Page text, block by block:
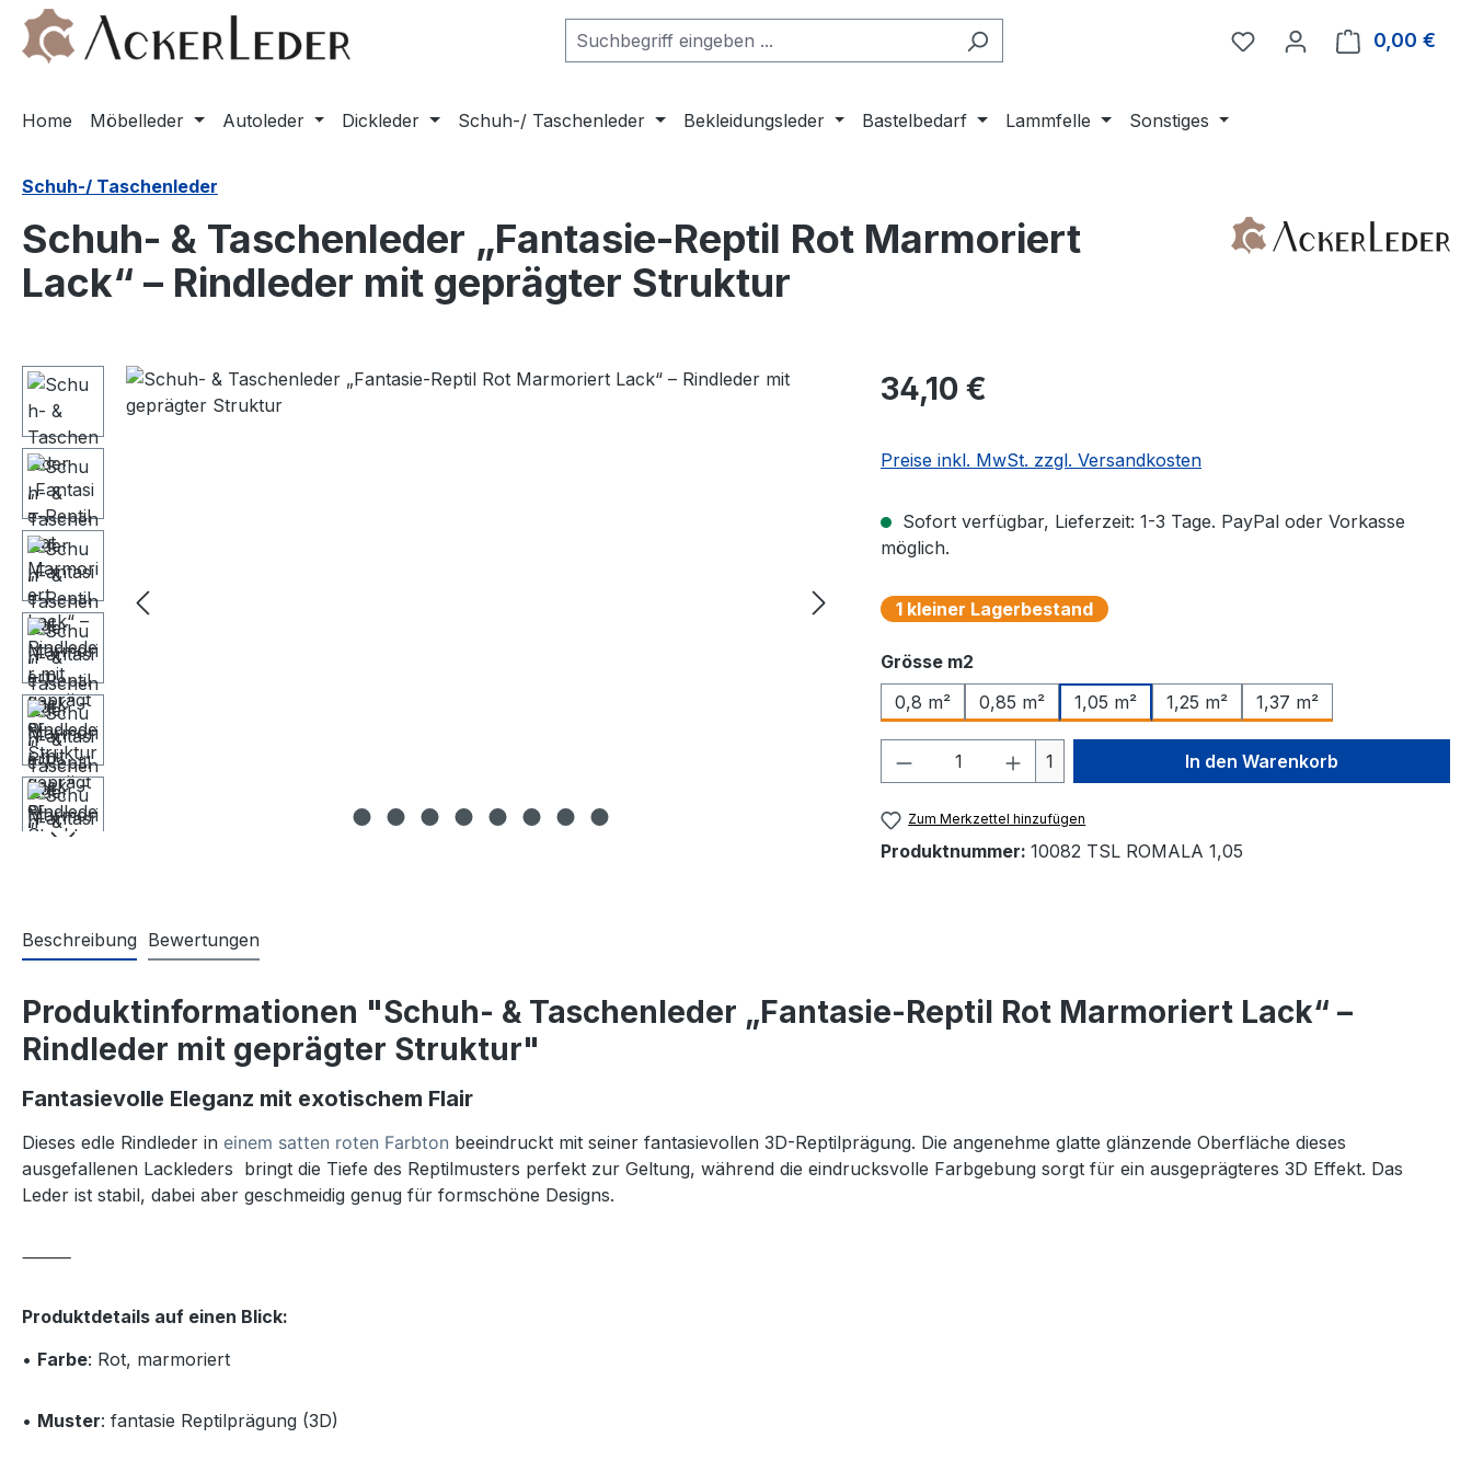
Hauptinhalt springen
Zur Suche springen
Zur Hauptnavigation springen
0,00 €
Home Möbelleder Autoleder Dickleder Schuh-/ Taschenleder Bekleidungsleder Bastelbedarf Lammfelle Sonstiges
Schuh-/ Taschenleder
Schuh- & Taschenleder „Fantasie-Reptil Rot Marmoriert
Lack“ – Rindleder mit geprägter Struktur
Bildergalerie überspringen Regulärer Preis:
34,10 €
Preise inkl. MwSt. zzgl. Versandkosten
Sofort verfügbar, Lieferzeit: 1-3 Tage. PayPal oder Vorkasse
möglich.
1 kleiner Lagerbestand
Grösse m2
0,8 m²
0,85 m² 1,05 m² 1,25 m² 1,37 m²
Produkt Anzahl: Gib den gewünschten Wert
1 In den Warenkorb
Zum Merkzettel hinzufügen
Produktnummer: 10082 TSL ROMALA 1,05
Beschreibung Bewertungen
Produktinformationen "Schuh- & Taschenleder „Fantasie-Reptil Rot Marmoriert Lack“ –
Rindleder mit geprägter Struktur"
Fantasievolle Eleganz mit exotischem Flair
Dieses edle Rindleder in einem satten roten Farbton beeindruckt mit seiner fantasievollen 3D-Reptilprägung. Die angenehme glatte glänzende Oberfläche dieses
ausgefallenen Lackleders bringt die Tiefe des Reptilmusters perfekt zur Geltung, während die eindrucksvolle Farbgebung sorgt für ein ausgeprägteres 3D Effekt. Das
Leder ist stabil, dabei aber geschmeidig genug für formschöne Designs.
⸻
Produktdetails auf einen Blick:
• Farbe: Rot, marmoriert
• Muster: fantasie Reptilprägung (3D)